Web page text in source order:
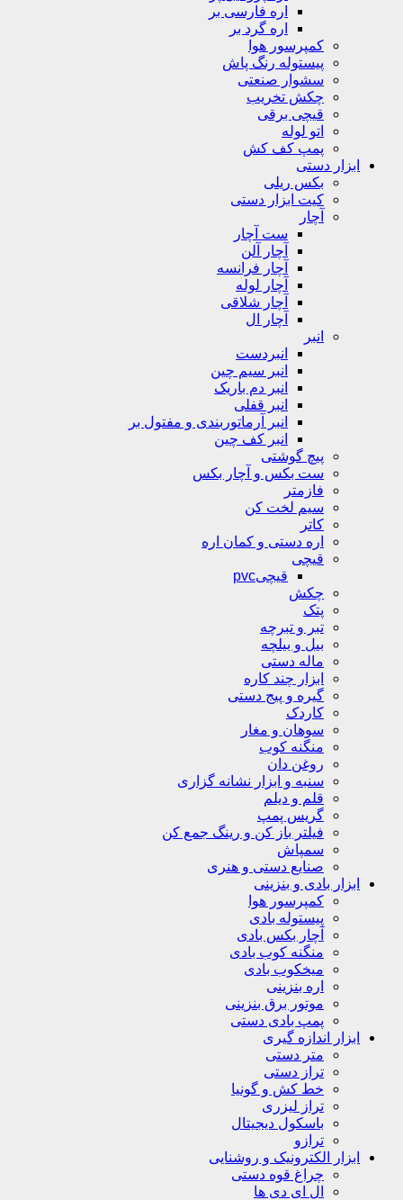
اره فارسی بر
اره گرد بر
کمپرسور هوا
پیستوله رنگ پاش
سشوار صنعتی
چکش تخریب
قیچی برقی
اتو لوله
پمپ کف کش
ابزار دستی
بکس ریلی
کیت ابزار دستی
آچار
ست آچار
آچار آلن
آچار فرانسه
آچار لوله
آچار شلاقی
آچار ال
انبر
انبردست
انبر سیم چین
انبر دم باریک
انبر قفلی
انبر آرماتوربندی و مفتول بر
انبر کف چین
پیچ گوشتی
ست بکس و آچار بکس
فازمتر
سیم لخت کن
کاتر
اره دستی و کمان اره
قیچی
قیچیpvc
چکش
پتک
تبر و تبرچه
بیل و بیلچه
ماله دستی
ابزار چند کاره
گیره و پیج دستی
کاردک
سوهان و مغار
منگنه کوب
روغن دان
سنبه و ابزار نشانه گزاری
قلم و دیلم
گریس پمپ
فیلتر باز کن و رینگ جمع کن
سمپاش
صنایع دستی و هنری
ابزار بادی و بنزینی
کمپرسور هوا
پیستوله بادی
آچار بکس بادی
منگنه کوب بادی
میخکوب بادی
اره بنزینی
موتور برق بنزینی
پمپ بادی دستی
ابزار اندازه گیری
متر دستی
تراز دستی
خط کش و گونیا
تراز لیزری
باسکول دیجیتال
ترازو
ابزار الکترونیک و روشنایی
چراغ قوه دستی
ال ای دی ها